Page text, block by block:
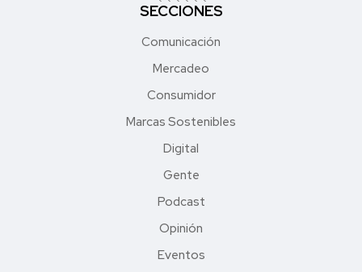
SECCIONES
Comunicación
Mercadeo
Consumidor
Marcas Sostenibles
Digital
Gente
Podcast
Opinión
Eventos